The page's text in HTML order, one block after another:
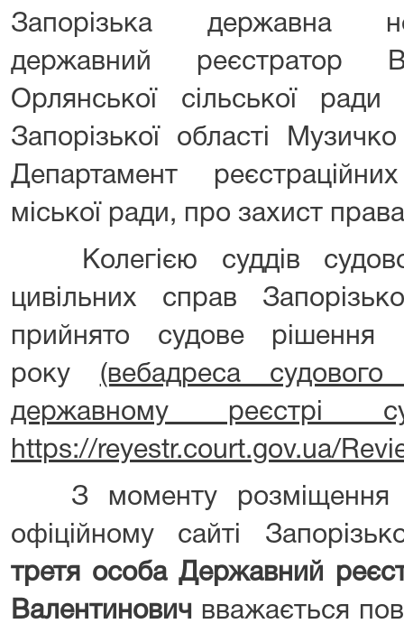
Запорізька державна
державний реєстратор
Орлянської сільської ради
Запорізької області
Департамент
міської ради, про захист
Колегією суддів
цивільних справ
прийнято судове
року (вебадреса
державному реєстрі
https://reyestr.court.gov.ua/
З моменту розміщення
офіційному сайті
третя особа Державний
Валентинович вважається